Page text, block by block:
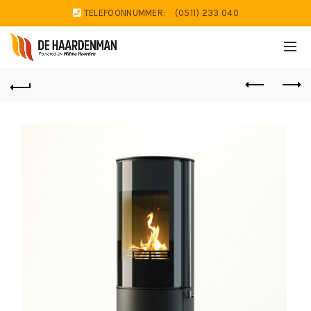
TELEFOONNUMMER: (0511) 233 040